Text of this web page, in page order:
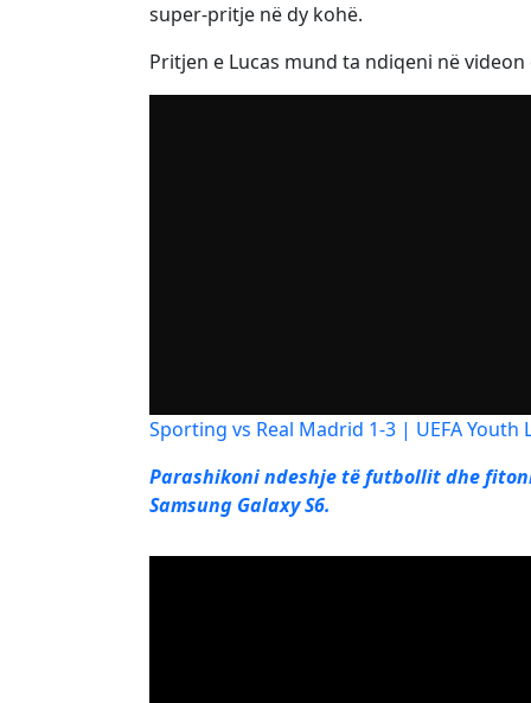
super-pritje në dy kohë.
Pritjen e Lucas mund ta ndiqeni në
Sporting vs Real Madrid 1-3 | UEFA Youth
Parashikoni ndeshje të futbollit dhe
Samsung Galaxy S6.